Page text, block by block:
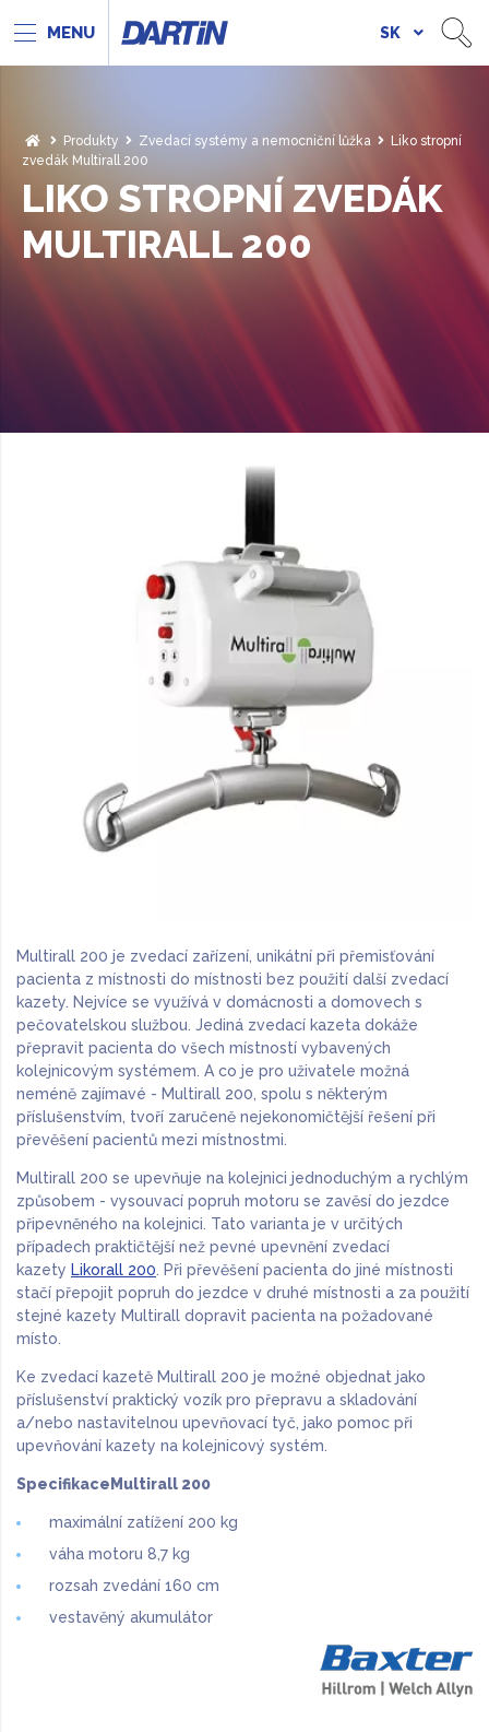
SK
Produkty Zvedací systémy a nemocniční lůžka
Liko stropní
zvedák Multirall 200
LIKO STROPNÍ ZVEDÁK
MULTIRALL 200
Multirall 200 je zvedací zařízení, unikátní při přemisťování
pacienta z místnosti do místnosti bez použití další zvedací
kazety. Nejvíce se využívá v domácnosti a domovech s
pečovatelskou službou. Jediná zvedací kazeta dokáže
přepravit pacienta do všech místností vybavených
kolejnicovým systémem. A co je pro uživatele možná
neméně zajímavé - Multirall 200, spolu s některým
příslušenstvím, tvoří zaručeně nejekonomičtější řešení při
převěšení pacientů mezi místnostmi.
Multirall 200 se upevňuje na kolejnici jednoduchým a rychlým
způsobem - vysouvací popruh motoru se zavěsí do jezdce
připevněného na kolejnici. Tato varianta je v určitých
případech praktičtější než pevné upevnění zvedací
kazety Likorall 200 . Při převěšení pacienta do jiné místnosti
stačí přepojit popruh do jezdce v druhé místnosti a za použití
stejné kazety Multirall dopravit pacienta na požadované
místo.
Ke zvedací kazetě Multirall 200 je možné objednat jako
příslušenství praktický vozík pro přepravu a skladování
a/nebo nastavitelnou upevňovací tyč, jako pomoc při
upevňování kazety na kolejnicový systém.
SpecifikaceMultirall 200
maximální zatížení 200 kg
váha motoru 8,7 kg
rozsah zvedání 160 cm
vestavěný akumulátor